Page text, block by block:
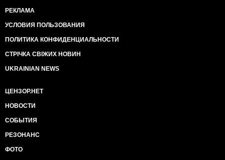
РЕКЛАМА
УСЛОВИЯ ПОЛЬЗОВАНИЯ
ПОЛИТИКА КОНФИДЕНЦИАЛЬНОСТИ
СТРІЧКА СВІЖИХ НОВИН
UKRAINIAN NEWS
ЦЕНЗОР.НЕТ
НОВОСТИ
СОБЫТИЯ
РЕЗОНАНС
ФОТО